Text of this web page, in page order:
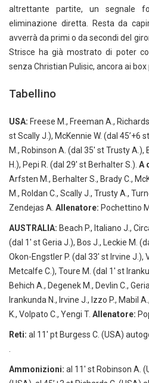
altrettante partite, un segnale
eliminazione diretta. Resta da
avverrà da primi o da secondi del
Strisce ha già mostrato di poter
senza Christian Pulisic, ancora ai box
Tabellino
USA: Freese M., Freeman A.,
st Scally J.), McKennie W. (dal 45’+6
M., Robinson A. (dal 35′ st Trusty A.),
H.), Pepi R. (dal 29′ st Berhalter S.). A
Arfsten M., Berhalter S., Brady C.,
M., Roldan C., Scally J., Trusty A.,
Zendejas A. Allenatore: Pochettino M..
AUSTRALIA: Beach P., Italiano J.,
(dal 1′ st Geria J.), Bos J., Leckie M.
Okon-Engstler P. (dal 33′ st Irvine J.),
Metcalfe C.), Toure M. (dal 1′ st
Behich A., Degenek M., Devlin C.,
Irankunda N., Irvine J., Izzo P., Mabil
K., Volpato C., Yengi T. Allenatore:
Reti: al 11′ pt Burgess C. (USA)
Ammonizioni: al 11′ st Robinson A.